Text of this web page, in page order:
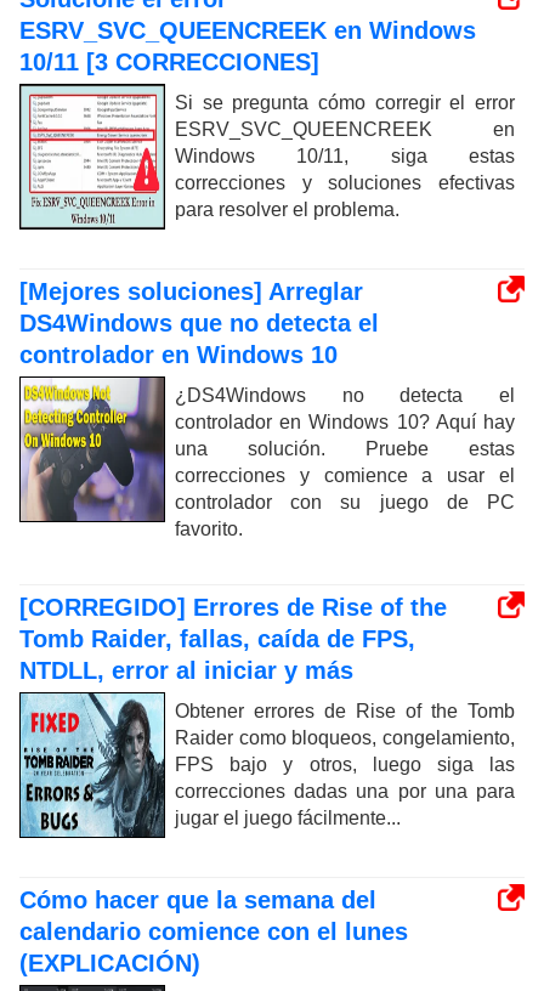
ESRV_SVC_QUEENCREEK en Windows
10/11 [3 CORRECCIONES]
Si se pregunta cómo corregir el error
ESRV_SVC_QUEENCREEK en
Windows 10/11, siga estas
correcciones y soluciones efectivas
para resolver el problema.
[Mejores soluciones] Arreglar
DS4Windows que no detecta el
controlador en Windows 10
¿DS4Windows no detecta el
controlador en Windows 10? Aquí hay
una solución. Pruebe estas
correcciones y comience a usar el
controlador con su juego de PC
favorito.
[CORREGIDO] Errores de Rise of the
Tomb Raider, fallas, caída de FPS,
NTDLL, error al iniciar y más
Obtener errores de Rise of the Tomb
Raider como bloqueos, congelamiento,
FPS bajo y otros, luego siga las
correcciones dadas una por una para
jugar el juego fácilmente...
Cómo hacer que la semana del
calendario comience con el lunes
(EXPLICACIÓN)